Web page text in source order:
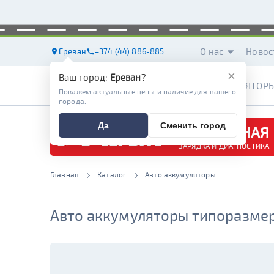
Ереван +374 (44) 886-885 О нас
БЕСПЛАТНАЯ
ЗАРЯДКА И ДИАГНОСТИКА
Главная Каталог Авто аккумуляторы
Авто аккумуляторы
×
Ваш город: Ереван?
Покажем актуальные цены и наличие для вашего
города.
Да Сменить город